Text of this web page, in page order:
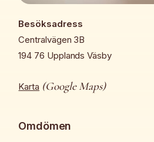
Besöksadress
Centralvägen 3B
194 76 Upplands Väsby
Karta (Google Maps)
Omdömen